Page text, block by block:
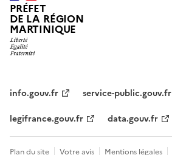
PRÉFET
DE LA RÉGION
MARTINIQUE
info.gouv.fr
service-public.gouv.fr
legifrance.gouv.fr
data.gouv.fr
Plan du site Votre avis Mentions légales